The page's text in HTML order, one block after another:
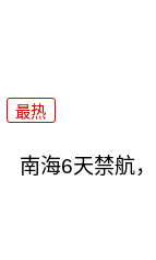
最热
南海6天禁航